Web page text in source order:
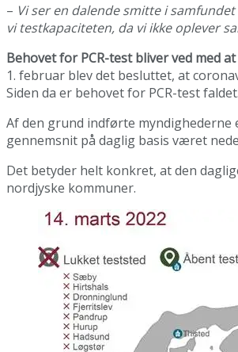
– Vi ser en dalende smitte i
vi testkapaciteten, da vi ikke oplever
Behovet for PCR-test bliver ved med
1. februar blev det besluttet, at
Siden da er behovet for PCR-test faldet.
Af den grund indførte myndighederne
gennemsnit på daglig basis været
Det betyder helt konkret, at den
nordjyske kommuner.